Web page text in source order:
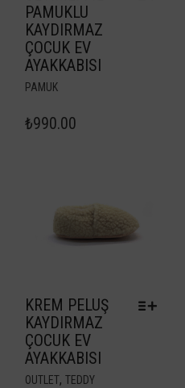
PAMUKLU
KAYDIRMAZ
ÇOCUK EV
AYAKKABISI
PAMUK
₺990.00
KREM PELUŞ
KAYDIRMAZ
ÇOCUK EV
AYAKKABISI
OUTLET, TEDDY